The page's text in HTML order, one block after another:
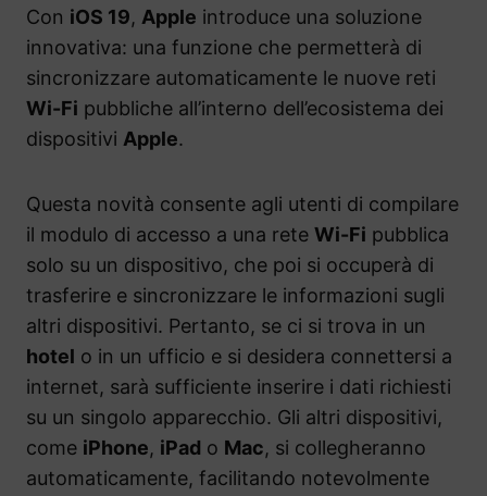
Con iOS 19, Apple introduce una soluzione
innovativa: una funzione che permetterà di
sincronizzare automaticamente le nuove reti
Wi-Fi pubbliche all’interno dell’ecosistema dei
dispositivi Apple.
Questa novità consente agli utenti di compilare
il modulo di accesso a una rete Wi-Fi pubblica
solo su un dispositivo, che poi si occuperà di
trasferire e sincronizzare le informazioni sugli
altri dispositivi. Pertanto, se ci si trova in un
hotel o in un ufficio e si desidera connettersi a
internet, sarà sufficiente inserire i dati richiesti
su un singolo apparecchio. Gli altri dispositivi,
come iPhone, iPad o Mac, si collegheranno
automaticamente, facilitando notevolmente